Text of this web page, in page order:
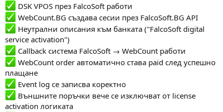
DSK VPOS през FalcoSoft работи
WebCount.BG създава сесии през FalcoSoft.BG API
Неутрални описания към банката ("FalcoSoft digital
service activation")
Callback система FalcoSoft → WebCount работи
WebCount order автоматично става paid след успешно
плащане
Event log се записва коректно
Външните поръчки вече се изключват от license
activation логиката